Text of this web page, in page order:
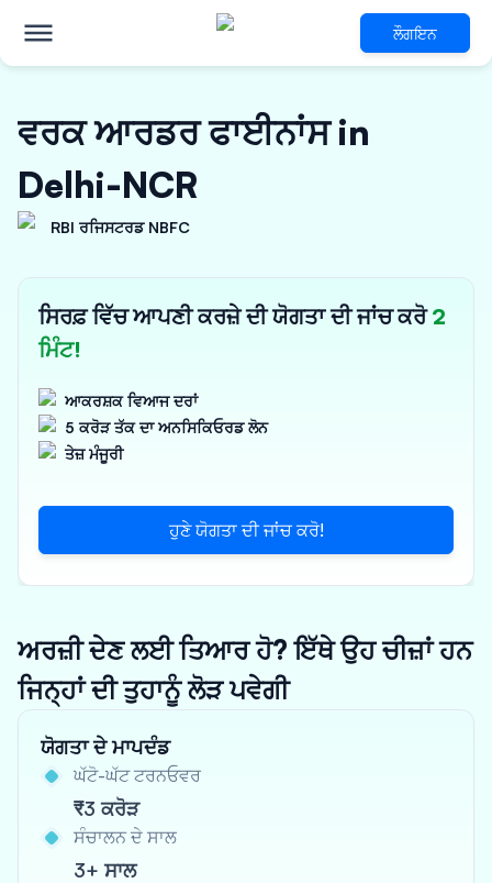
ਲੌਗਇਨ
ਵਰਕ ਆਰਡਰ ਫਾਈਨਾਂਸ in
Delhi-NCR
RBI ਰਜਿਸਟਰਡ NBFC
ਸਿਰਫ਼ ਵਿੱਚ ਆਪਣੀ ਕਰਜ਼ੇ ਦੀ ਯੋਗਤਾ ਦੀ ਜਾਂਚ ਕਰੋ2
ਮਿੰਟ!
ਆਕਰਸ਼ਕ ਵਿਆਜ ਦਰਾਂ
5 ਕਰੋੜ ਤੱਕ ਦਾ ਅਨਸਿਕਿਓਰਡ ਲੋਨ
ਤੇਜ਼ ਮੰਜੂਰੀ
ਹੁਣੇ ਯੋਗਤਾ ਦੀ ਜਾਂਚ ਕਰੋ!
ਅਰਜ਼ੀ ਦੇਣ ਲਈ ਤਿਆਰ ਹੋ? ਇੱਥੇ ਉਹ ਚੀਜ਼ਾਂ ਹਨ
ਜਿਨ੍ਹਾਂ ਦੀ ਤੁਹਾਨੂੰ ਲੋੜ ਪਵੇਗੀ
ਯੋਗਤਾ ਦੇ ਮਾਪਦੰਡ
ਘੱਟੋ-ਘੱਟ ਟਰਨਓਵਰ
₹3 ਕਰੋੜ
ਸੰਚਾਲਨ ਦੇ ਸਾਲ
3+ ਸਾਲ